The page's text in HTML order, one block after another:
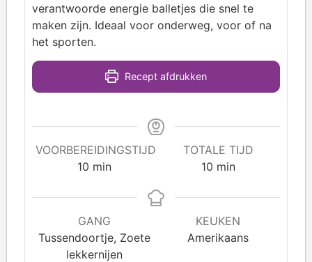
verantwoorde energie balletjes die snel te
maken zijn. Ideaal voor onderweg, voor of na
het sporten.
Recept afdrukken
VOORBEREIDINGSTIJD
10 min
TOTALE TIJD
10 min
GANG
Tussendoortje, Zoete
lekkernijen
KEUKEN
Amerikaans